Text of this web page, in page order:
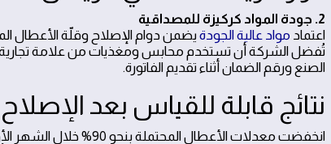
2. جودة المواد كركيزة للمصداقية
اعتماد مواد عالية الجودةيضمن دوام الإصلاح وقلّة الأعطال
تُفضل الشركة أن تستخدم محابس ومغذيات من علامة تجارية
الصنع ورقم الضمان أثناء تقديم الفاتورة.
نتائج قابلة للقياس بعد الإصلاح